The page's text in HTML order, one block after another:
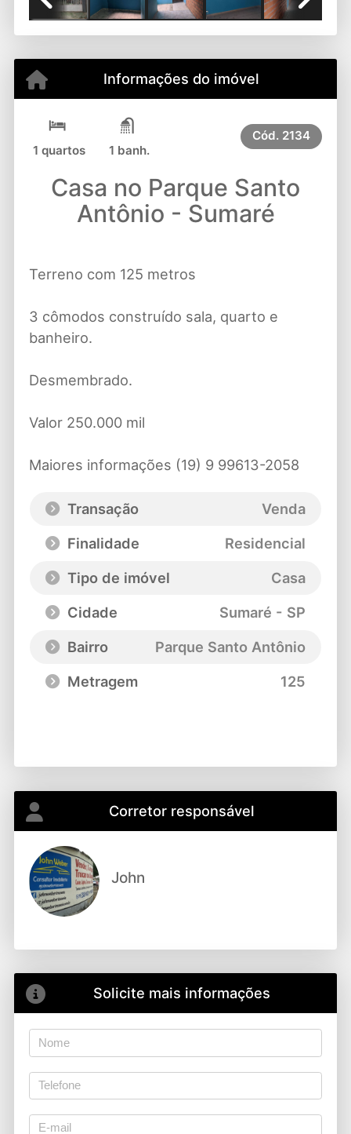
Informações do imóvel
1 quartos 1 banh.
Cód. 2134
Casa no Parque Santo
Antônio - Sumaré
Terreno com 125 metros
3 cômodos construído sala, quarto e
banheiro.
Desmembrado.
Valor 250.000 mil
Maiores informações (19) 9 99613-2058
Transação
Venda
Finalidade
Residencial
Tipo de imóvel
Casa
Cidade
Sumaré - SP
Bairro
Parque Santo Antônio
Metragem
125
Corretor responsável
John
Solicite mais informações